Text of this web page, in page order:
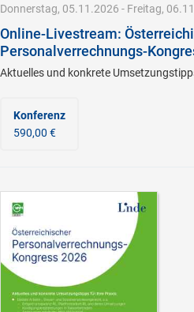
Donnerstag, 05.11.2026 - Freitag,
Online-Livestream:
Personalverrechnungs-
Aktuelles und konkrete
Konferenz
590,00 €